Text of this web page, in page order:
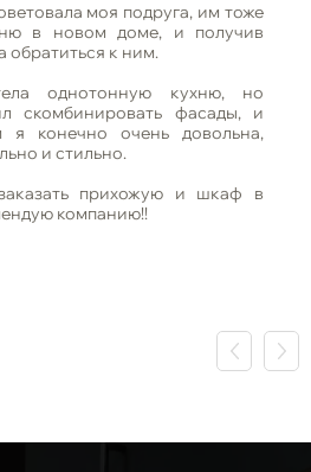
моя подруга, им тоже
в новом доме, и получив
обратиться к ним.
однотонную кухню, но
скомбинировать фасады, и
я конечно очень довольна,
и стильно.
прихожую и шкаф в
компанию!!